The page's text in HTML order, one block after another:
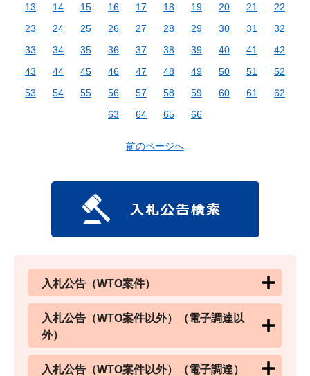
13
14 15 16 17 18 19 20 21
22
23
24 25 26 27 28 29 30 31
32
33
34 35 36 37 38 39 40 41
42
43
44 45 46 47 48 49 50 51
52
53
54 55 56 57 58 59 60 61
62
63
64 65 66
前のページへ
入札公告（WTO案件）
入札公告（WTO案件以外）（電子調達以
外）
入札公告（WTO案件以外）（電子調達）